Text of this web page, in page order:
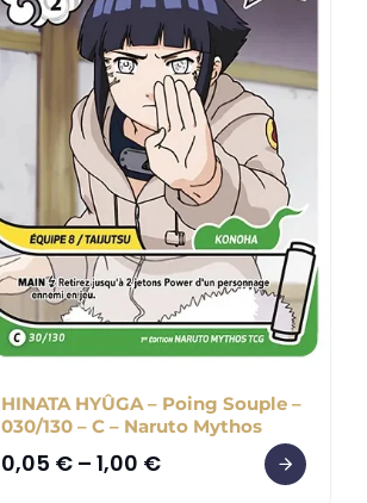
HINATA HYÛGA – Poing Souple –
030/130 – C – Naruto Mythos
0,05 €– 1,00 €